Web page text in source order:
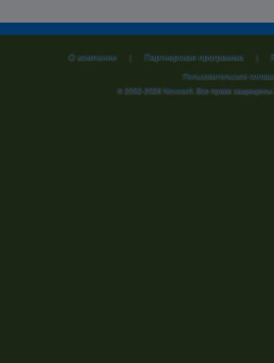
О компании | Партнерская программа |
Пользовательское
© 2002-2026Nevosoft. Все права защищены